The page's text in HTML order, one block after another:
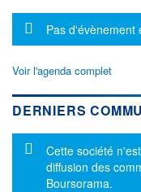
Message
Pas d'évènement
Voir l'agenda complet
DERNIERS
Message
Cette société
diffusion des
Boursorama.